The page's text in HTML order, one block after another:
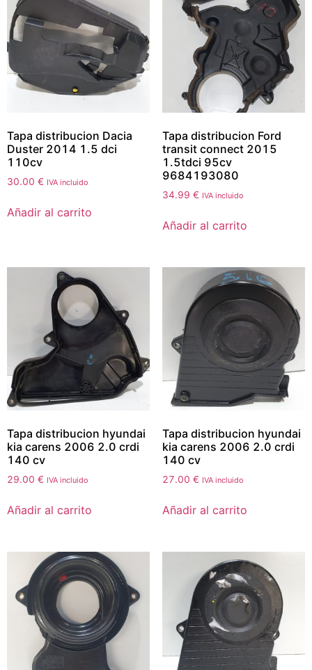
Tapa distribucion Dacia
Duster 2014 1.5 dci
110cv
30.00 € IVA incluido
Añadir al carrito
Tapa distribucion Ford
transit connect 2015
1.5tdci 95cv
9684193080
34.99 € IVA incluido
Añadir al carrito
Tapa distribucion hyundai
kia carens 2006 2.0 crdi
140 cv
29.00 € IVA incluido
Añadir al carrito
Tapa distribucion hyundai
kia carens 2006 2.0 crdi
140 cv
27.00 € IVA incluido
Añadir al carrito